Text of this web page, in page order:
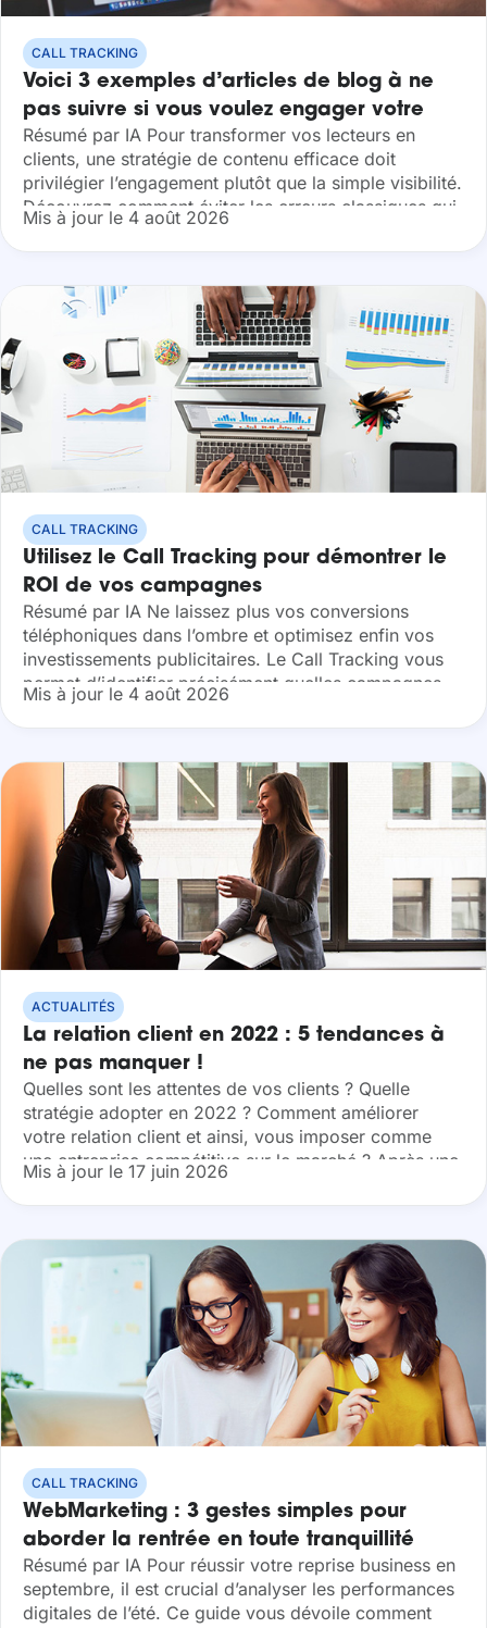
CALL TRACKING
Voici 3 exemples d’articles de blog à ne
pas suivre si vous voulez engager votre
audience
Résumé par IA Pour transformer vos lecteurs en
clients, une stratégie de contenu efficace doit
privilégier l’engagement plutôt que la simple visibilité.
Découvrez comment éviter les erreurs classiques qui
nuisent à votre image de marque et...
Mis à jour le 4 août 2026
CALL TRACKING
Utilisez le Call Tracking pour démontrer le
ROI de vos campagnes
Résumé par IA Ne laissez plus vos conversions
téléphoniques dans l’ombre et optimisez enfin vos
investissements publicitaires. Le Call Tracking vous
permet d’identifier précisément quelles campagnes
génèrent des appels qualifiés, vous offrant ainsi une
vision complète...
Mis à jour le 4 août 2026
ACTUALITÉS
La relation client en 2022 : 5 tendances à
ne pas manquer !
Quelles sont les attentes de vos clients ? Quelle
stratégie adopter en 2022 ? Comment améliorer
votre relation client et ainsi, vous imposer comme
une entreprise compétitive sur le marché ? Après une
année 2021 marquée par la crise...
Mis à jour le 17 juin 2026
CALL TRACKING
WebMarketing : 3 gestes simples pour
aborder la rentrée en toute tranquillité
Résumé par IA Pour réussir votre reprise business en
septembre, il est crucial d’analyser les performances
digitales de l’été. Ce guide vous dévoile comment